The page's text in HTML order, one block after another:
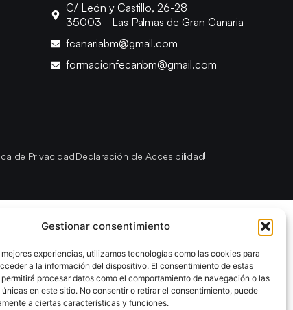
Gestionar consentimiento
experiencias, utilizamos tecnologías como las cookies para
a la información del dispositivo. El consentimiento de estas
procesar datos como el comportamiento de navegación o las
en este sitio. No consentir o retirar el consentimiento, puede
a ciertas características y funciones.
C/ León y Castillo, 26-28
35003 - Las Palmas de Gran Canaria
fcanariabm@gmail.com
formacionfecanbm@gmail.com
de PrivacidadDeclaración de Accesibilidad